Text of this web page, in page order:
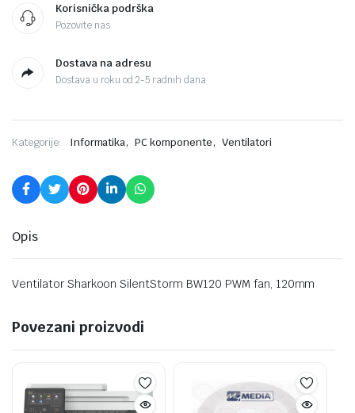
Korisnička podrška
Pozovite nas
Dostava na adresu
Dostava u roku od 2-5 radnih dana
Kategorije: Informatika, PC komponente, Ventilatori
Opis
Ventilator Sharkoon SilentStorm BW120 PWM fan, 120mm
Povezani proizvodi